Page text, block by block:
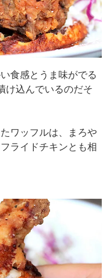
食感とうま味がでる
け込んでいるのだそ
ワッフルは、まろや
ライドチキンとも相